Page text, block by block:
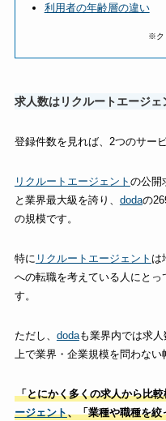
利用者の年齢層の違い
※ク
求人数はリクルートエージェ
登録件数を見れば、2つのサー
リクルートエージェント の公開
と業界最大級を誇り、 dodaの
の規模です。
特に リクルートエージェント は
への転職を考えている人にと
す。
ただし、 dodaも業界内では求
上で業界・企業規模を問わない
「とにかく多くの求人から比
ージェント、「業種や職種を絞